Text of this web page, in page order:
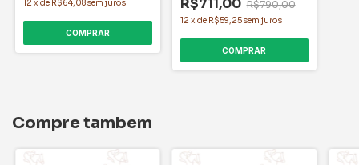
12 x de R$64,08sem juros
COMPRAR
R$790,00
12 x de R$59,25sem juros
COMPRAR
Compre tambem